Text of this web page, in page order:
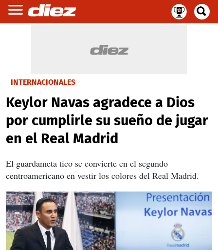
INTERNACIONALES
Keylor Navas agradece a Dios
por cumplirle su sueño de jugar
en el Real Madrid
El guardameta tico se convierte en el segundo
centroamericano en vestir los colores del Real Madrid.